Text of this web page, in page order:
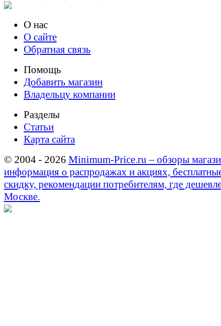
О нас
О сайте
Обратная связь
Помощь
Добавить магазин
Владельцу компании
Разделы
Статьи
Карта сайта
© 2004 - 2026 Minimum-Price.ru – обзоры
информация о распродажах и акциях,
скидку, рекомендации потребителям, где
Москве.